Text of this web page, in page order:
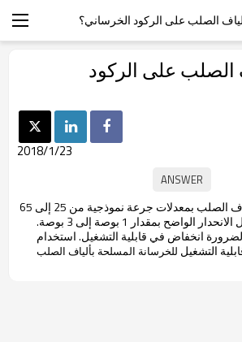
الصلب على الركود الخرساني؟
الصلب على الركود
2018/1/23
نعم ، ستؤدي إضافة ألياف الصلب بمعدلات جرعة نموذجية من 25 إلى 65
رطل / ياردة 3 إلى تقليل الانحدار الواضح بمقدار 1 بوصة إلى 3 بوصة.
انخفاض في قابلية التشغيل. استخدام
التشغيل للخرسانة المسلحة بألياف الصلب